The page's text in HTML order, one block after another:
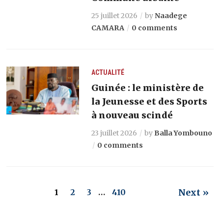
25 juillet 2026 byNaadege
CAMARA
0 comments
ACTUALITÉ
Guinée : le ministère de
la Jeunesse et des Sports
à nouveau scindé
23 juillet 2026 by Balla Yombouno
0 comments
1 2 3 … 410 Next »